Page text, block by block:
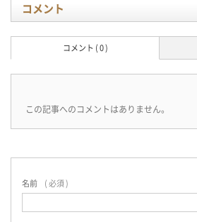
コメント
コメント ( 0 )
この記事へのコメントはありません。
名前 ( 必須 )